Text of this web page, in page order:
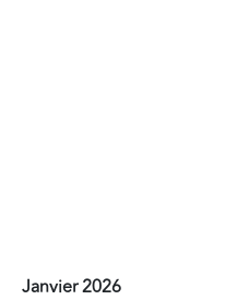
Janvier 2026